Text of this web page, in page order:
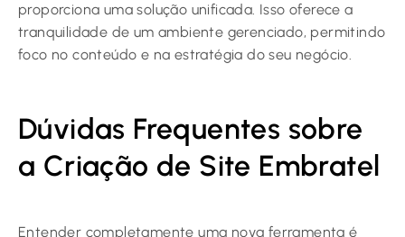
proporciona uma solução unificada. Isso oferece a
tranquilidade de um ambiente gerenciado, permitindo
foco no conteúdo e na estratégia do seu negócio.
Dúvidas Frequentes sobre
a Criação de Site Embratel
Entender completamente uma nova ferramenta é